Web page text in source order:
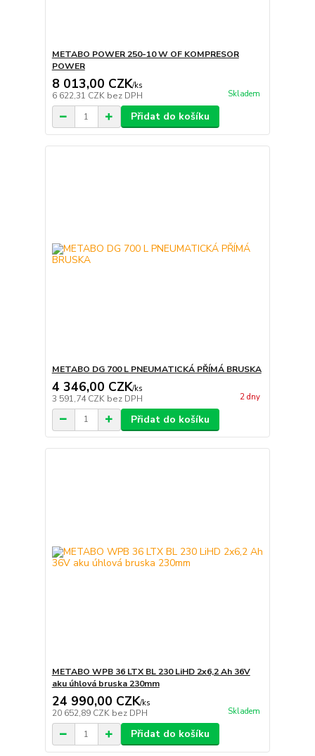
METABO POWER 250-10 W OF KOMPRESOR
POWER
8 013,00 CZK/ks
6 622,31 CZK bez DPH Skladem
Přidat do košíku
METABO DG 700 L PNEUMATICKÁ PŘÍMÁ BRUSKA
4 346,00 CZK/ks
3 591,74 CZK bez DPH 2 dny
Přidat do košíku
METABO WPB 36 LTX BL 230 LiHD 2x6,2 Ah 36V
aku úhlová bruska 230mm
24 990,00 CZK/ks
20 652,89 CZK bez DPH Skladem
Přidat do košíku